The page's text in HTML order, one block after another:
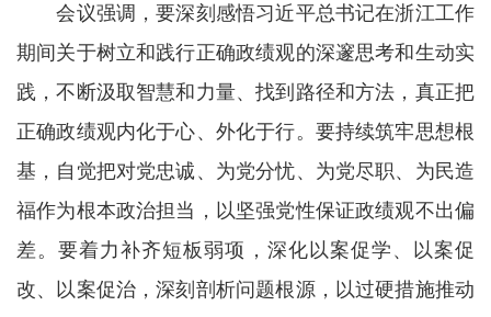
会议强调，要深刻感悟习近平总书记在浙江工作
期间关于树立和践行正确政绩观的深邃思考和生动实
践，不断汲取智慧和力量、找到路径和方法，真正把
正确政绩观内化于心、外化于行。要持续筑牢思想根
基，自觉把对党忠诚、为党分忧、为党尽职、为民造
福作为根本政治担当，以坚强党性保证政绩观不出偏
差。要着力补齐短板弱项，深化以案促学、以案促
改、以案促治，深刻剖析问题根源，以过硬措施推动